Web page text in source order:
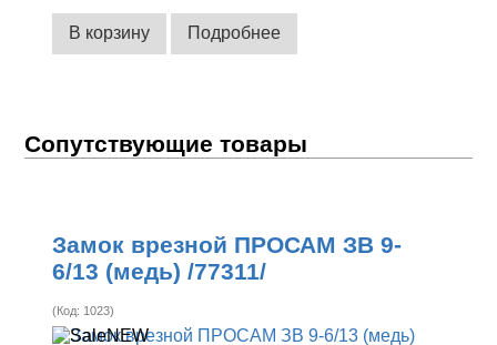
В корзину Подробнее
Сопутствующие товары
Замок врезной ПРОСАМ ЗВ 9-
6/13 (медь) /77311/
(Код: 1023)